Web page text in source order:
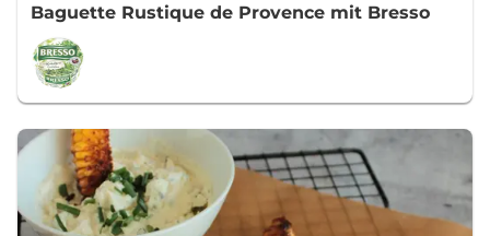
Baguette Rustique de Provence mit Bresso